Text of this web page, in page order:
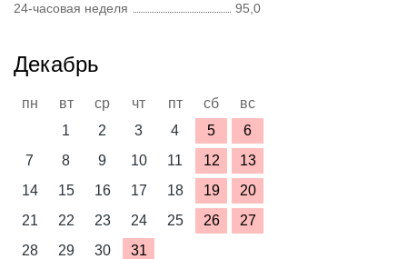
24-часовая неделя
95,0
Декабрь
пн вт ср чт пт сб
вс
1
2 3 4 5
6
7
8 9 10 11 12
13
14
15 16 17 18 19
20
21
22 23 24 25 26
27
28
29 30 31